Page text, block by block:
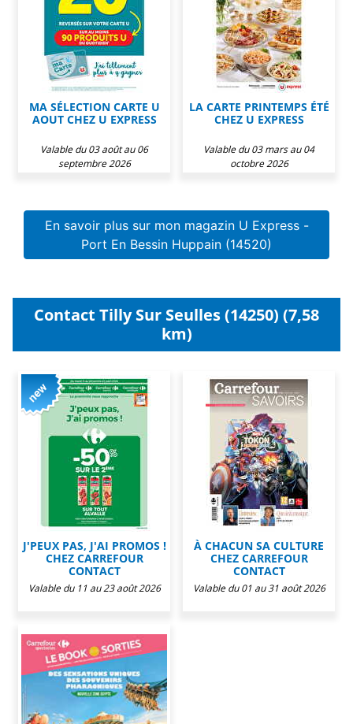
MA SÉLECTION CARTE U
AOUT CHEZ U EXPRESS
Valable du 03 août au 06
septembre 2026
LA CARTE PRINTEMPS ÉTÉ
CHEZ U EXPRESS
Valable du 03 mars au 04
octobre 2026
En savoir plus sur mon magazin U Express -
Port En Bessin Huppain (14520)
Contact Tilly Sur Seulles (14250) (7,58
km)
J'PEUX PAS, J'AI PROMOS !
CHEZ CARREFOUR
CONTACT
Valable du 11 au 23 août 2026
À CHACUN SA CULTURE
CHEZ CARREFOUR
CONTACT
Valable du 01 au 31 août 2026